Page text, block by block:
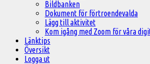
Bildbanken
Dokument för förtroendevalda
Lägg till aktivitet
Kom igång med Zoom för våra
Länktips
Översikt
Logga ut